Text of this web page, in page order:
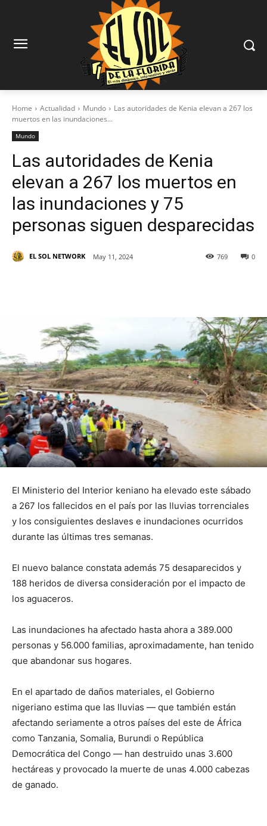
Home Actualidad Mundo
Las autoridades de Kenia elevan a 267 los
muertos en las inundaciones...
Mundo
Las autoridades de Kenia
elevan a 267 los muertos en
las inundaciones y 75
personas siguen desparecidas
EL SOL NETWORK May 11, 2024 0
769
El Ministerio del Interior keniano ha elevado este sábado
a 267 los fallecidos en el país por las lluvias torrenciales
y los consiguientes deslaves e inundaciones ocurridos
durante las últimas tres semanas.
El nuevo balance constata además 75 desaparecidos y
188 heridos de diversa consideración por el impacto de
los aguaceros.
Las inundaciones ha afectado hasta ahora a 389.000
personas y 56.000 familias, aproximadamente, han tenido
que abandonar sus hogares.
En el apartado de daños materiales, el Gobierno
nigeriano estima que las lluvias — que también están
afectando seriamente a otros países del este de África
como Tanzania, Somalia, Burundi o República
Democrática del Congo — han destruido unas 3.600
hectáreas y provocado la muerte de unas 4.000 cabezas
de ganado.